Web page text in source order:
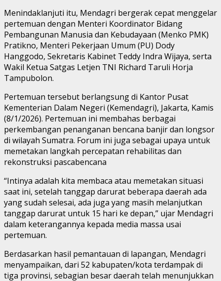
Menindaklanjuti itu, Mendagri bergerak cepat menggelar
pertemuan dengan Menteri Koordinator Bidang
Pembangunan Manusia dan Kebudayaan (Menko PMK)
Pratikno, Menteri Pekerjaan Umum (PU) Dody
Hanggodo, Sekretaris Kabinet Teddy Indra Wijaya, serta
Wakil Ketua Satgas Letjen TNI Richard Taruli Horja
Tampubolon.
Pertemuan tersebut berlangsung di Kantor Pusat
Kementerian Dalam Negeri (Kemendagri), Jakarta, Kamis
(8/1/2026). Pertemuan ini membahas berbagai
perkembangan penanganan bencana banjir dan longsor
di wilayah Sumatra. Forum ini juga sebagai upaya untuk
memetakan langkah percepatan rehabilitas dan
rekonstruksi pascabencana
“Intinya adalah kita membaca atau memetakan situasi
saat ini, setelah tanggap darurat beberapa daerah ada
yang sudah selesai, ada juga yang masih melanjutkan
tanggap darurat untuk 15 hari ke depan,” ujar Mendagri
dalam keterangannya kepada media massa usai
pertemuan.
Berdasarkan hasil pemantauan di lapangan, Mendagri
menyampaikan, dari 52 kabupaten/kota terdampak di
tiga provinsi, sebagian besar daerah telah menunjukkan